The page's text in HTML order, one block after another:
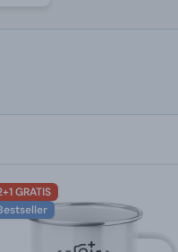
GRATIS